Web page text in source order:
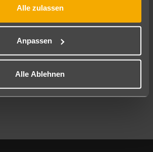
Alle zulassen
Anpassen
Alle Ablehnen
Mehr Filter anzeigen